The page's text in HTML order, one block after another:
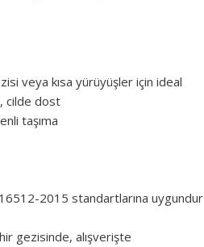
veya kısa yürüyüşler için ideal
cilde dost
taşıma
2015 standartlarına uygundur
gezisinde, alışverişte